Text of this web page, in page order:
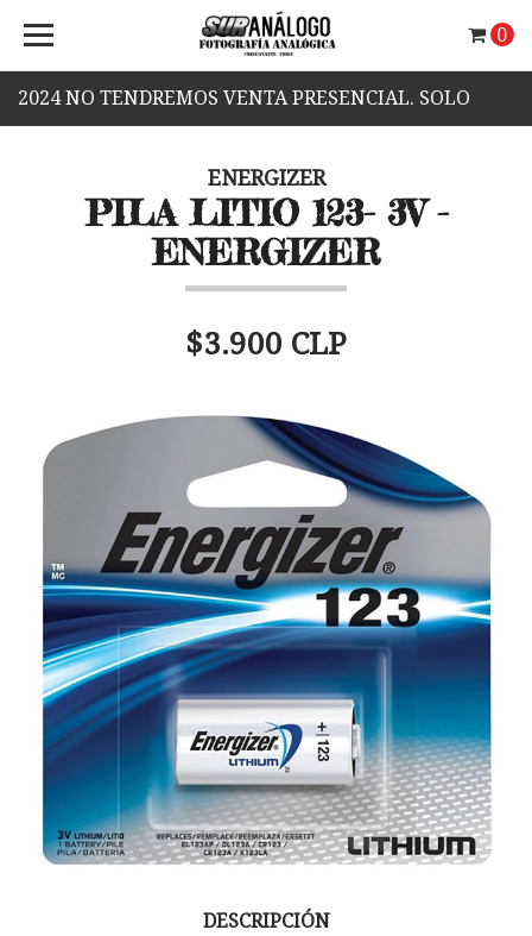
2024 NO TENDREMOS VENTA PRESENCIAL. SOLO
0
ENERGIZER
PILA LITIO 123- 3V -
ENERGIZER
$3.900 CLP
DESCRIPCIÓN